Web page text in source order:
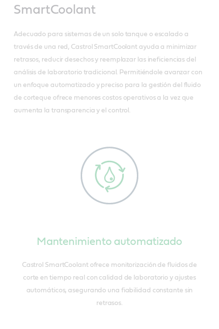
SmartCoolant
Adecuado para sistemas de un solo tanque o escalado a
través de una red, Castrol SmartCoolant ayuda a minimizar
retrasos, reducir desechos y reemplazar las ineficiencias del
análisis de laboratorio tradicional. Permitiéndole avanzar con
un enfoque automatizado y preciso para la gestión del fluido
de corteque ofrece menores costos operativos a la vez que
aumenta la transparencia y el control.
Mantenimiento automatizado
Castrol SmartCoolant ofrece monitorización de fluidos de
corte en tiempo real con calidad de laboratorio y ajustes
automáticos, asegurando una fiabilidad constante sin
retrasos.